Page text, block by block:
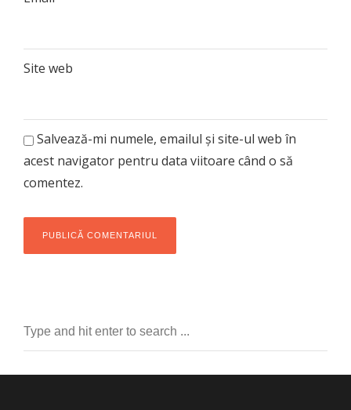
Site web
Salvează-mi numele, emailul și site-ul web în
acest navigator pentru data viitoare când o să
comentez.